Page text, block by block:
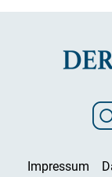
Impressum